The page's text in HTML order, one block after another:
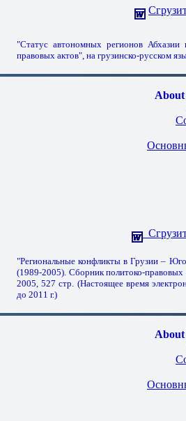
"Статус автономных регионов
правовых актов", на грузинско-русском
About
"Региональные конфликты в Грузии –
(1989-2005). Сборник политоко-правовых
2005, 527 стр. (Настоящее время
до 2011 г.)
About